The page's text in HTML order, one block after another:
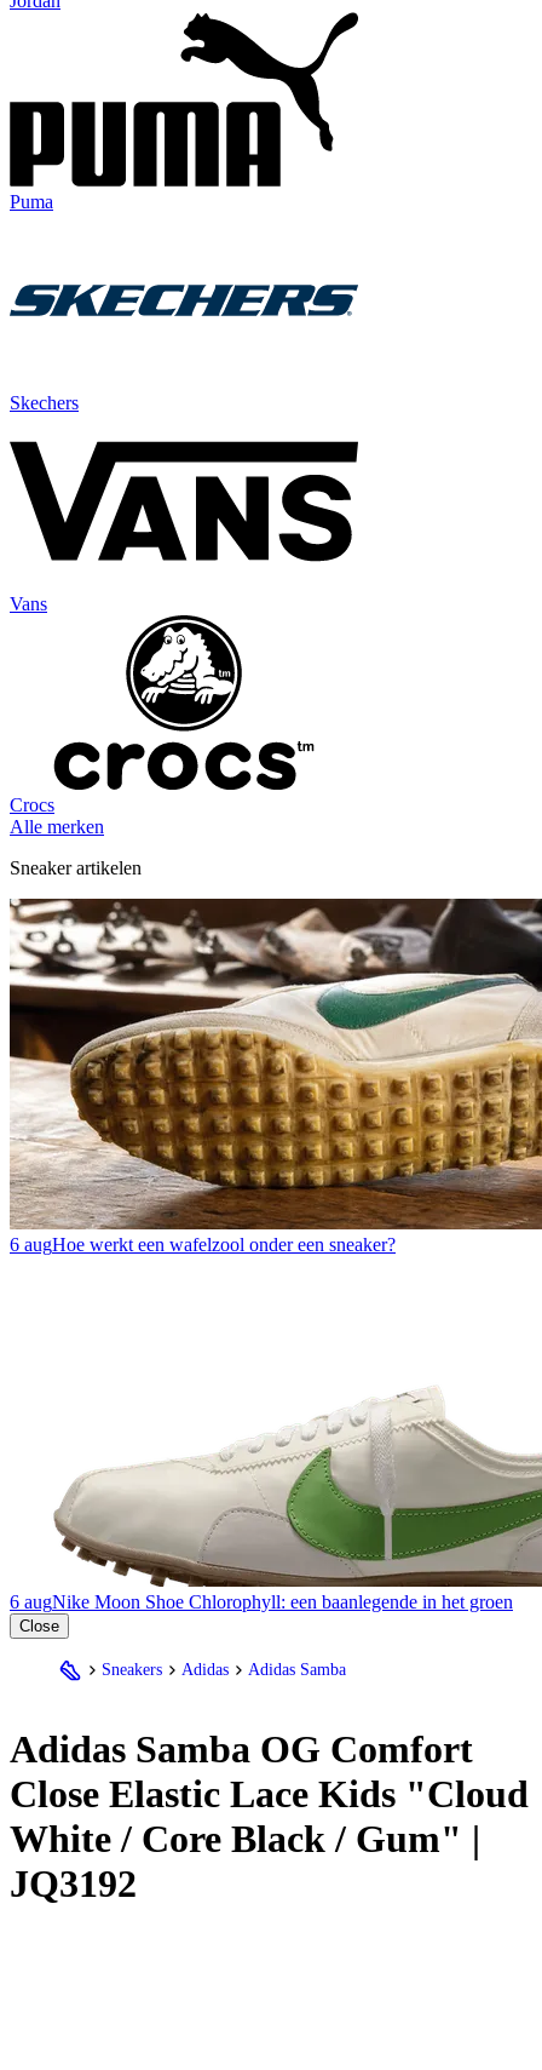
Puma
Skechers
Vans
Crocs
Alle merken
Sneaker artikelen
6 augHoe werkt een wafelzool onder een sneaker?
6 augNike Moon Shoe Chlorophyll: een baanlegende in het groen
Close
Sneakers Adidas Adidas Samba
Adidas Samba OG Comfort
Close Elastic Lace Kids "Cloud
White / Core Black / Gum" |
JQ3192